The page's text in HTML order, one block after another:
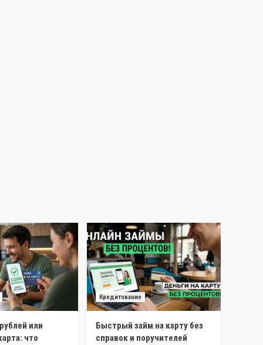
или
что
Кредитование
Быстрый займ на карту без
справок и поручителей